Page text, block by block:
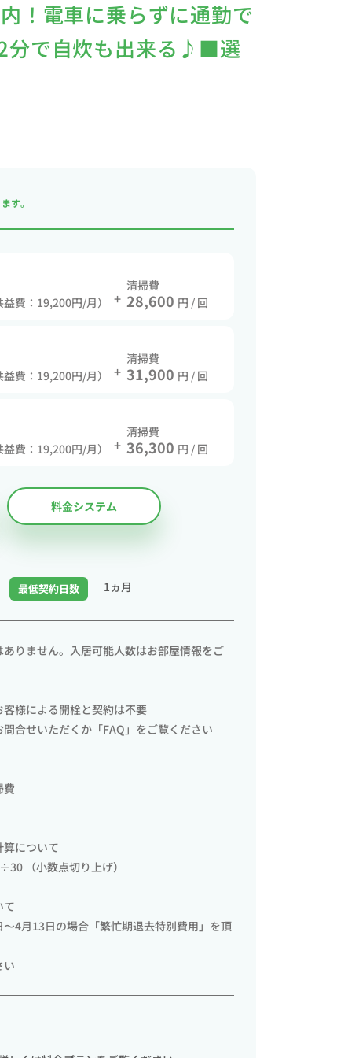
！電車に乗らずに通勤で
分で自炊も出来る♪■選
す。
費：19,200円/月） +
清掃費
28,600 円 / 回
費：19,200円/月） +
清掃費
31,900 円 / 回
費：19,200円/月） +
清掃費
36,300 円 / 回
料金システム
最低契約日数 1ヵ月
りません。入居可能人数はお部屋情報をご
様による開栓と契約は不要
合せいただくか「FAQ」をご覧ください
費
について
（小数点切り上げ）
て
4月13日の場合「繁忙期退去特別費用」を頂
い